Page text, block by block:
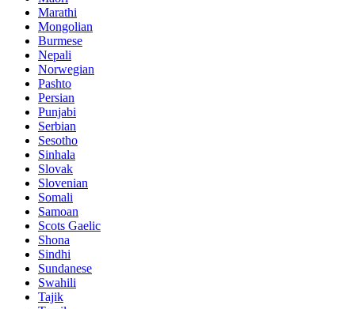
Marathi
Mongolian
Burmese
Nepali
Norwegian
Pashto
Persian
Punjabi
Serbian
Sesotho
Sinhala
Slovak
Slovenian
Somali
Samoan
Scots Gaelic
Shona
Sindhi
Sundanese
Swahili
Tajik